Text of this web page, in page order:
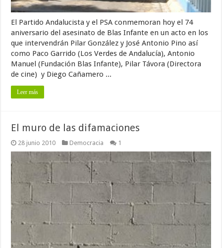
El Partido Andalucista y el PSA conmemoran hoy el 74
aniversario del asesinato de Blas Infante en un acto en los
que intervendrán Pilar González y José Antonio Pino así
como Paco Garrido (Los Verdes de Andalucía), Antonio
Manuel (Fundación Blas Infante), Pilar Távora (Directora
de cine) y Diego Cañamero ...
Leer más
El muro de las difamaciones
28 junio 2010 Democracia 1